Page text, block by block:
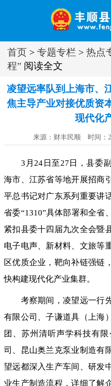
首页 > 专题专栏 > 热点
程” 阅读全文
凌望远率队到上海市、
焦主导产业对接优质资
现代化
来源：财丰民顺 时间：
3月24日至27日 ，县委
海市、江苏省等地开展招商
平总书记对广东系列重要讲
省委“1310”具体部署和全省
紧扣县委十四届九次全会暨
电子电声、新材料、文旅等
区优质企业 ， 靶向补链强链
快构建现代化产业集群。
考察期间 ，凌望远一行
有限公司、子谦道具（上海
团、苏州清听声学科技有
司、昆山奥兰克泵业制造有
望远都深入生产车间、研发
业生产制造流程，详细了解